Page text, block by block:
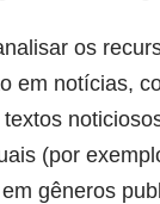
os
em notícias,
(por
gêneros